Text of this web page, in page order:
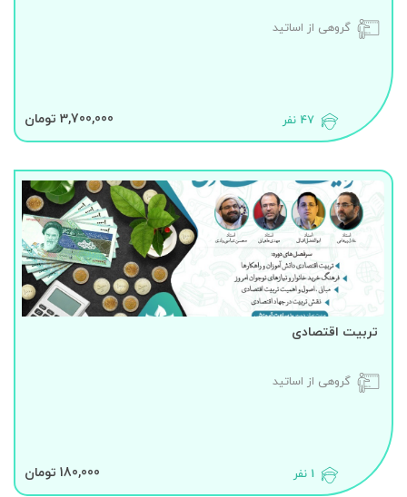
گروهی از اساتید
3,700,000 تومان 47 نفر
تربیت اقتصادی
گروهی از اساتید
180,000 تومان 1 نفر